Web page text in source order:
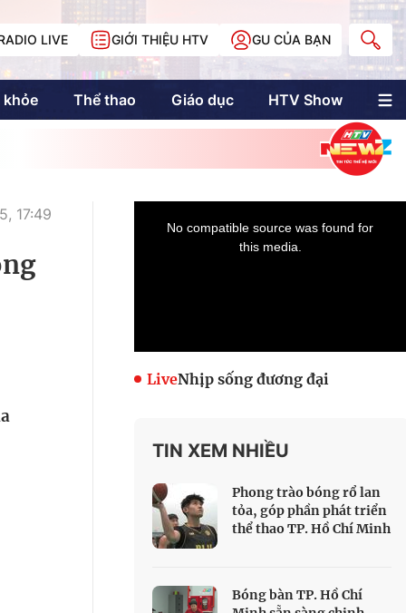
LIVE GIỚI THIỆU HTV GU CỦA BẠN
khỏe Thể thao Giáo dục HTV Show
Thể thao
Multimedia
Multiform
Doanh nhân Sài
Gòn
17:49
LiveNhịp sống đương đại
TIN XEM NHIỀU
Phong trào bóng rổ lan
tỏa, góp phần phát triển
thể thao TP. Hồ Chí Minh
Bóng bàn TP. Hồ Chí